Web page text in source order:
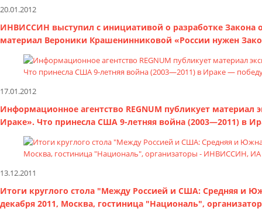
20.01.2012
ИНВИССИН выступил с инициативой о разработке Закона
материал Вероники Крашенинниковой «России нужен
17.01.2012
Информационное агентство REGNUM публикует
Ираке». Что принесла США 9-летняя война (2003—2011) в
13.12.2011
Итоги круглого стола "Между Россией и США: Средняя и
декабря 2011, Москва, гостиница "Националь",